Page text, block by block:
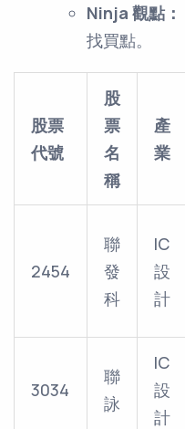
Ninja 觀點：
找買點。
股票
代號
股
票
名
稱
產
業
2454
聯
發
科
IC
設
計
3034
聯
詠
IC
設
計